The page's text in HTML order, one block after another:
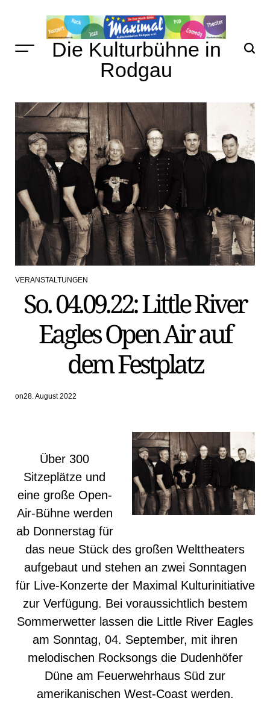
to
content
Die Kulturbühne in
Rodgau
POSTED
VERANSTALTUNGEN
So. 04.09.22: Little River
Eagles Open Air auf
dem Festplatz
on28. August 2022
Über 300
Sitzeplätze und
eine große Open-
Air-Bühne werden
ab Donnerstag für
das neue Stück des großen Welttheaters
aufgebaut und stehen an zwei Sonntagen
für Live-Konzerte der Maximal Kulturinitiative
zur Verfügung. Bei voraussichtlich bestem
Sommerwetter lassen die Little River Eagles
am Sonntag, 04. September, mit ihren
melodischen Rocksongs die Dudenhöfer
Düne am Feuerwehrhaus Süd zur
amerikanischen West-Coast werden.